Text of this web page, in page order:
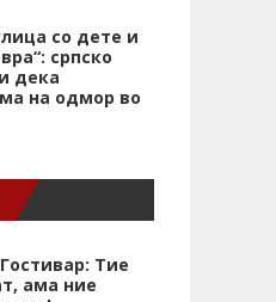
со дете и
српско
дека
на одмор во
Тие
ама ние